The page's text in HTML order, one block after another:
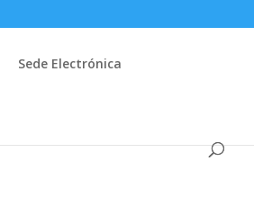
Sede Electrónica